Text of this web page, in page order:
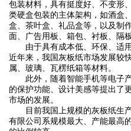
包装材料，具有挺度好、不变形
类硬盒包装的主体架构，如酒盒
盒、茶叶盒、礼品盒等，以及制
面、广告用板、箱包、衬板、隔
由于具有成本低、环保、适
近年来，我国灰板纸市场发展较
属、玻璃、瓦楞纸箱等材料。
此外，随着智能手机等电子
的保护功能、设计美感等提出了
市场的发展。
目前我国上规模的灰板纸生
有限公司系规模最大、产能最高